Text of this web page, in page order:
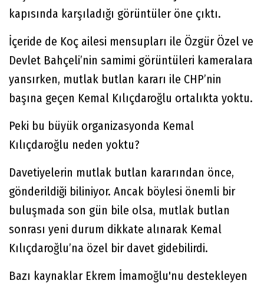
kapısında karşıladığı görüntüler öne çıktı.
İçeride de Koç ailesi mensupları ile Özgür Özel ve
Devlet Bahçeli’nin samimi görüntüleri kameralara
yansırken, mutlak butlan kararı ile CHP’nin
başına geçen Kemal Kılıçdaroğlu ortalıkta yoktu.
Peki bu büyük organizasyonda Kemal
Kılıçdaroğlu neden yoktu?
Davetiyelerin mutlak butlan kararından önce,
gönderildiği biliniyor. Ancak böylesi önemli bir
buluşmada son gün bile olsa, mutlak butlan
sonrası yeni durum dikkate alınarak Kemal
Kılıçdaroğlu’na özel bir davet gidebilirdi.
Bazı kaynaklar Ekrem İmamoğlu'nu destekleyen